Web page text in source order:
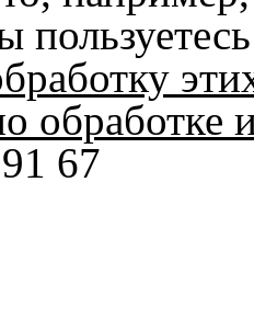
обработке
67